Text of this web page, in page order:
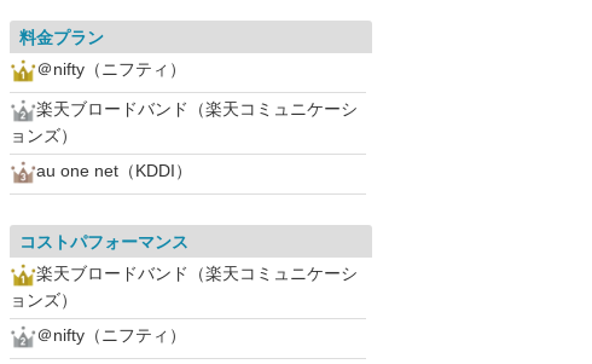
料金プラン
＠nifty（ニフティ）
楽天ブロードバンド（楽天コミュニケーシ
ョンズ）
au one net（KDDI）
コストパフォーマンス
楽天ブロードバンド（楽天コミュニケーシ
ョンズ）
＠nifty（ニフティ）